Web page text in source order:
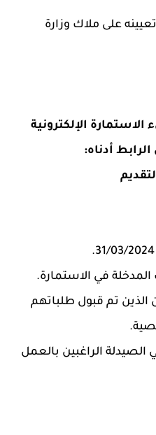
على ملاك وزارة
الإلكترونية
أدناه:
المدخلة في الاستمارة.
الذين تم قبول طلباتهم
الراغبين بالعمل